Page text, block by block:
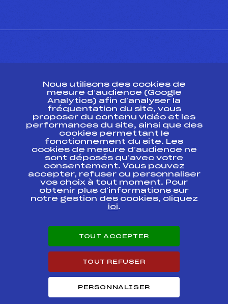
ESPACE PRESSE
Ressources
Pass’Neige
Projet sportif fédéral
Projet de performance fédéral
Antidopage
Pôle Développement, Formation, Suivi
Scientifique
Listes ministérielles
Pôle vie de l’athlète
Carrières
Nous utilisons des cookies de
mesure d’audience (Google
Analytics) afin d’analyser la
fréquentation du site, vous
proposer du contenu vidéo et les
performances du site, ainsi que des
cookies permettant le
fonctionnement du site. Les
cookies de mesure d’audience ne
sont déposés qu’avec votre
consentement. Vous pouvez
accepter, refuser ou personnaliser
vos choix à tout moment. Pour
obtenir plus d'informations sur
notre gestion des cookies, cliquez
ici.
TOUT ACCEPTER
TOUT REFUSER
PERSONNALISER